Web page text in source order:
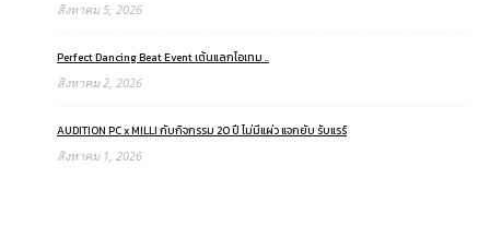
สิงหาคม 5, 2026
Perfect Dancing Beat Event เต้นแลกไอเทม ..
สิงหาคม 2, 2026
AUDITION PC x MILLI กับกิจกรรม 20 ปี ไม่มีแผ่ว แจกยับ รับแรร์
สิงหาคม 1, 2026